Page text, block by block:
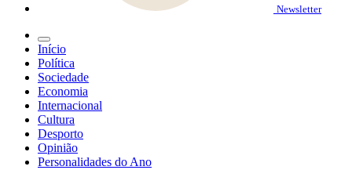
Newsletter
Início
Política
Sociedade
Economia
Internacional
Cultura
Desporto
Opinião
Personalidades do Ano